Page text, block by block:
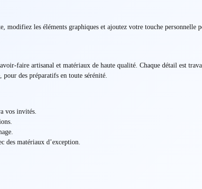
modifiez les éléments graphiques et ajoutez votre touche
faire artisanal et matériaux de haute qualité. Chaque détail est
des préparatifs en toute sérénité.
vos invités.
des matériaux d’exception.